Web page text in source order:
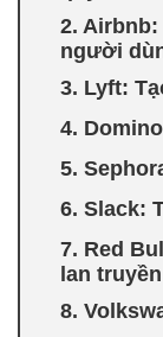
2.
người
3. Lyft:
4.
5.
6. Slack:
7. Red
lan truyền
8.